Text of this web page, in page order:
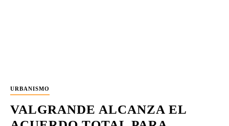
URBANISMO
VALGRANDE ALCANZA EL